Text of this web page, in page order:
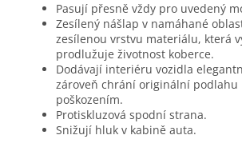
Pasují přesně vždy pro uvedený
Zesílený nášlap v namáhané
zesílenou vrstvu materiálu, která
prodlužuje životnost koberce.
Dodávají interiéru vozidla
zároveň chrání originální podlahu
poškozením.
Protiskluzová spodní strana.
Snižují hluk v kabině auta.